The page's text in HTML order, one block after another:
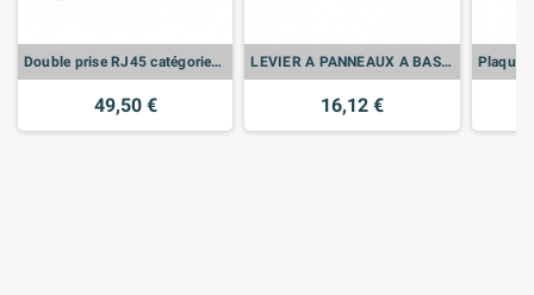
Double prise RJ45 catégorie6 FTP spéciale goulotte Mosaic à clippage direct 3 modules - blanc - LEG076546
49,50 €
LEVIER A PANNEAUX A BASCULE
16,12 €